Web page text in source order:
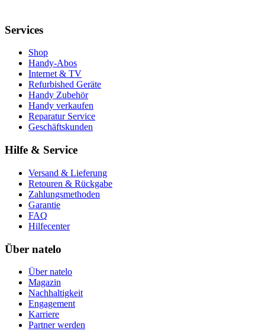
Services
Shop
Handy-Abos
Internet & TV
Refurbished Geräte
Handy Zubehör
Handy verkaufen
Reparatur Service
Geschäftskunden
Hilfe & Service
Versand & Lieferung
Retouren & Rückgabe
Zahlungsmethoden
Garantie
FAQ
Hilfecenter
Über natelo
Über natelo
Magazin
Nachhaltigkeit
Engagement
Karriere
Partner werden